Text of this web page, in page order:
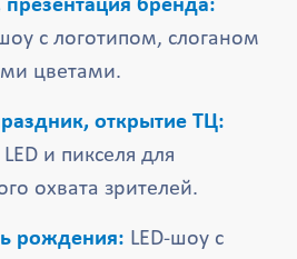
презентация бренда:
с логотипом, слоганом
цветами.
открытие ТЦ:
и пикселя для
охвата зрителей.
рождения: LED-шоу с